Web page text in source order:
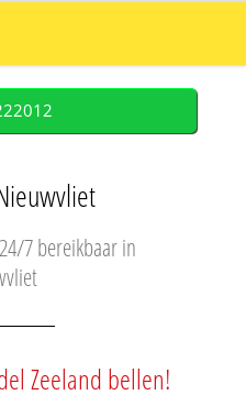
7 bereikbaar in
Zeeland bellen!